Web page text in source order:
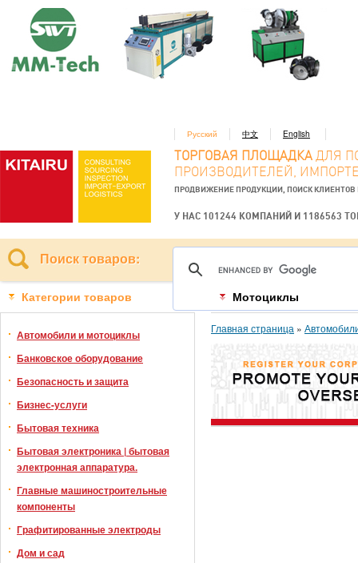
Русский 中文 English
ТОРГОВАЯ ПЛОЩАДКА ДЛЯ
ПРОИЗВОДИТЕЛЕЙ,
ПРОДВИЖЕНИЕ ПРОДУКЦИИ, ПОИСК КЛИЕНТОВ
У НАС 101244 КОМПАНИЙ И 1186563
Поиск товаров:
Категории товаров
Автомобили и мотоциклы
Банковское оборудование
Безопасность и защита
Бизнес-услуги
Бытовая техника
Бытовая электроника | бытовая
электронная аппаратура.
Главные машиностроительные
компоненты
Графитированные электроды
Дом и сад
Мотоциклы
Главная страница »